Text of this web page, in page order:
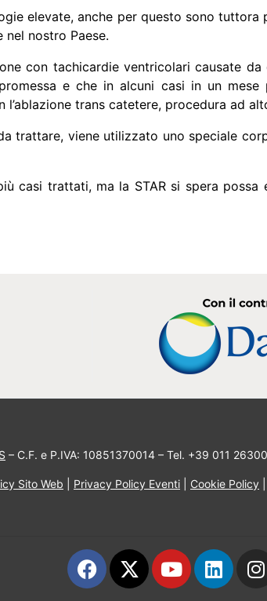
elevate, anche per questo sono
nel nostro Paese.
con tachicardie ventricolari causate
e che in alcuni casi in un
trans catetere, procedura ad
trattare, viene utilizzato uno speciale
casi trattati, ma la STAR si spera possa
– C.F. e P.IVA: 10851370014 – Tel. +39 011
Sito Web Privacy Policy Eventi Cookie Policy